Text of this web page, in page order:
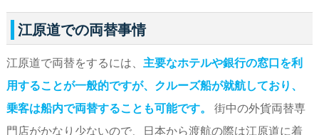
江原道での両替事情
江原道で両替をするには、 主要なホテルや銀行の窓口を利
用することが一般的ですが、クルーズ船が就航しており、
乗客は船内で両替することも可能です。
街中の外貨両替専
門店がかなり少ないので、日本から渡航の際は江原道に着